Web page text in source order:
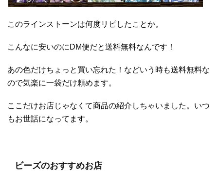
このラインストーンは何度リピしたことか。
こんなに安いのにDM便だと送料無料なんです！
あの色だけちょっと買い忘れた！などいう時も送料無料な
ので気楽に一袋だけ頼めます。
ここだけお店じゃなくて商品の紹介しちゃいました。いつ
もお世話になってます。
ビーズのおすすめお店